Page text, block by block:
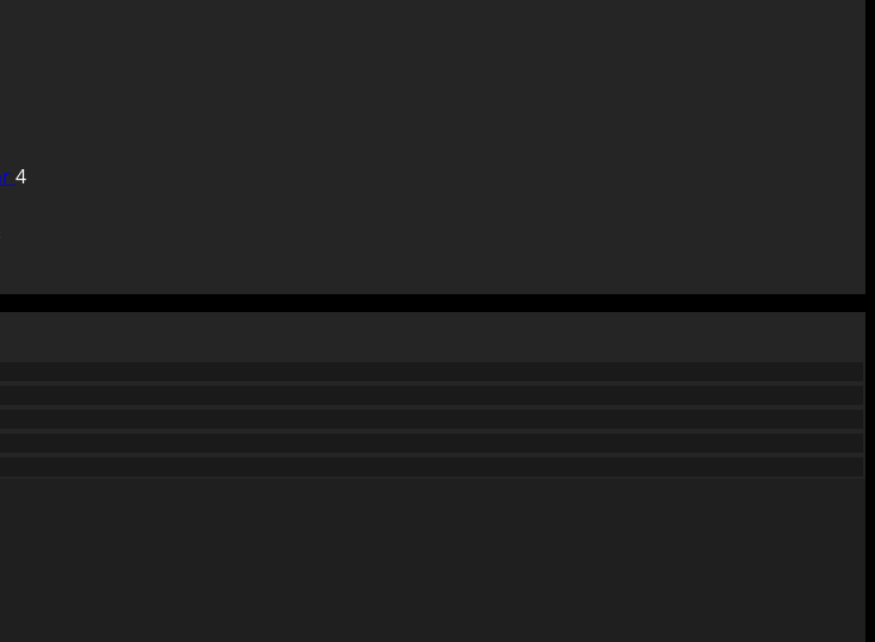
4